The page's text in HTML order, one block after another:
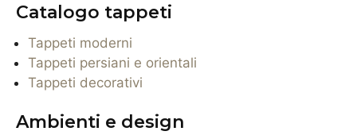
Catalogo tappeti
Tappeti moderni
Tappeti persiani e orientali
Tappeti decorativi
Ambienti e design